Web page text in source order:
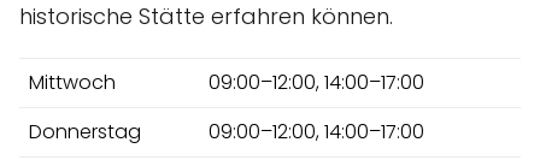
historische Stätte erfahren können.
Mittwoch
09:00–12:00, 14:00–17:00
Donnerstag
09:00–12:00, 14:00–17:00